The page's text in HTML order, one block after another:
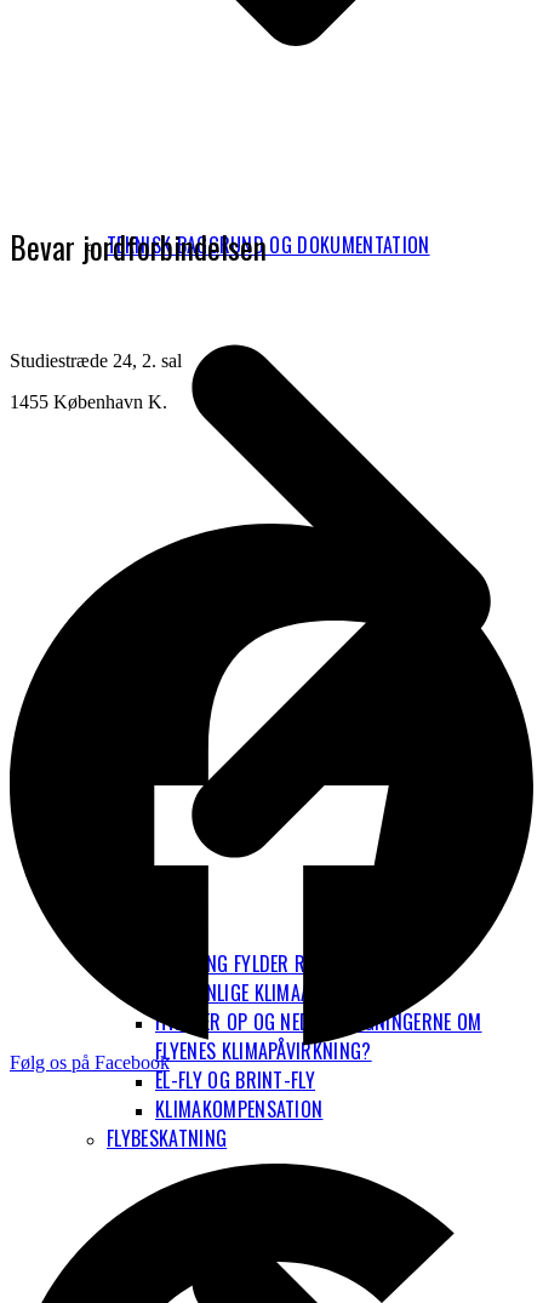
TEKNISK BAGGRUND OG DOKUMENTATION
FLYVNING FYLDER RIGTIG MEGET I DET
PERSONLIGE KLIMAAFTRYK
HVAD ER OP OG NED I BEREGNINGERNE OM
FLYENES KLIMAPÅVIRKNING?
EL-FLY OG BRINT-FLY
KLIMAKOMPENSATION
FLYBESKATNING
Bevar jordforbindelsen
Studiestræde 24, 2. sal
1455 København K.
Følg os på Facebook